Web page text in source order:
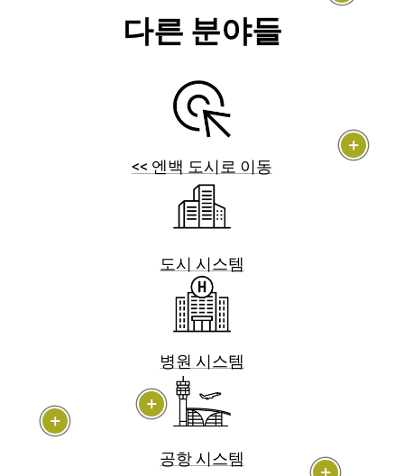
다른 분야들
<< 엔백 도시로 이동
도시 시스템
병원 시스템
공항 시스템